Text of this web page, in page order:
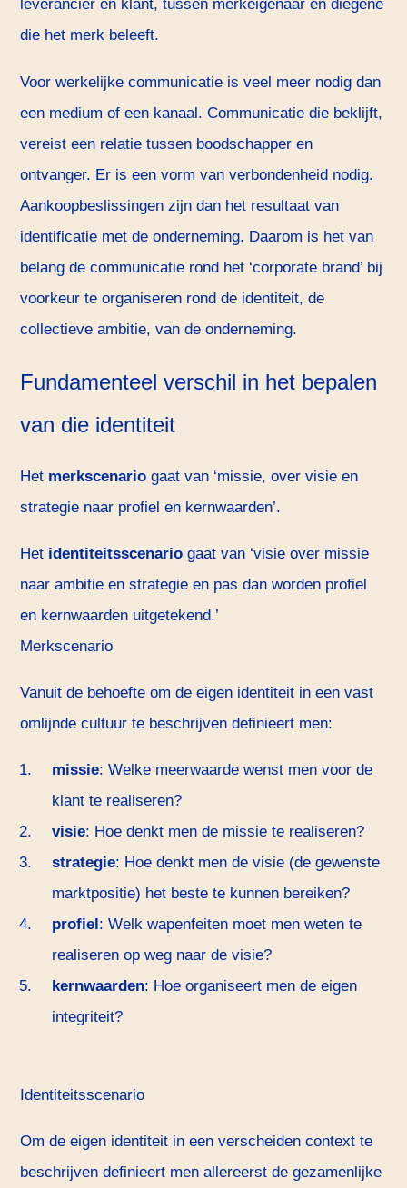
leverancier en klant, tussen merkeigenaar en diegene
die het merk beleeft.
Voor werkelijke communicatie is veel meer nodig dan
een medium of een kanaal. Communicatie die beklijft,
vereist een relatie tussen boodschapper en
ontvanger. Er is een vorm van verbondenheid nodig.
Aankoopbeslissingen zijn dan het resultaat van
identificatie met de onderneming. Daarom is het van
belang de communicatie rond het ‘corporate brand’ bij
voorkeur te organiseren rond de identiteit, de
collectieve ambitie, van de onderneming.
Fundamenteel verschil in het bepalen
van die identiteit
Het merkscenario gaat van ‘missie, over visie en
strategie naar profiel en kernwaarden’.
Het identiteitsscenario gaat van ‘visie over missie
naar ambitie en strategie en pas dan worden profiel
en kernwaarden uitgetekend.’
Merkscenario
Vanuit de behoefte om de eigen identiteit in een vast
omlijnde cultuur te beschrijven definieert men:
missie: Welke meerwaarde wenst men voor de
klant te realiseren?
visie: Hoe denkt men de missie te realiseren?
strategie: Hoe denkt men de visie (de gewenste
marktpositie) het beste te kunnen bereiken?
profiel: Welk wapenfeiten moet men weten te
realiseren op weg naar de visie?
kernwaarden: Hoe organiseert men de eigen
integriteit?
Identiteitsscenario
Om de eigen identiteit in een verscheiden context te
beschrijven definieert men allereerst de gezamenlijke